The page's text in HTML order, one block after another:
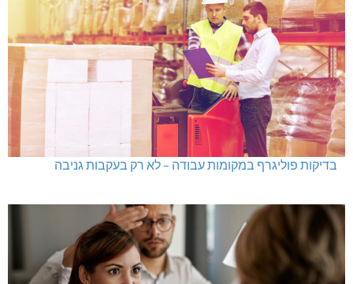
בדיקות פוליגרף במקומות עבודה – לא רק בעקבות גניבה